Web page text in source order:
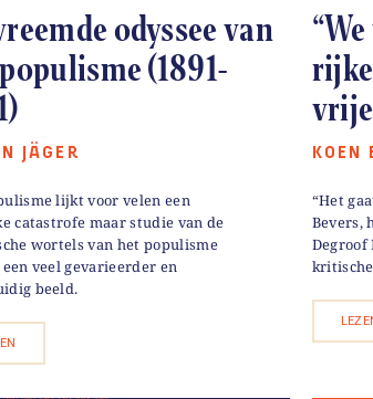
odyssee van
(1891-
JÄGER
lijkt voor velen een
catastrofe maar studie van de
wortels van het populisme
veel gevarieerder en
beeld.
KOEN
“Het
Bevers,
Degroof